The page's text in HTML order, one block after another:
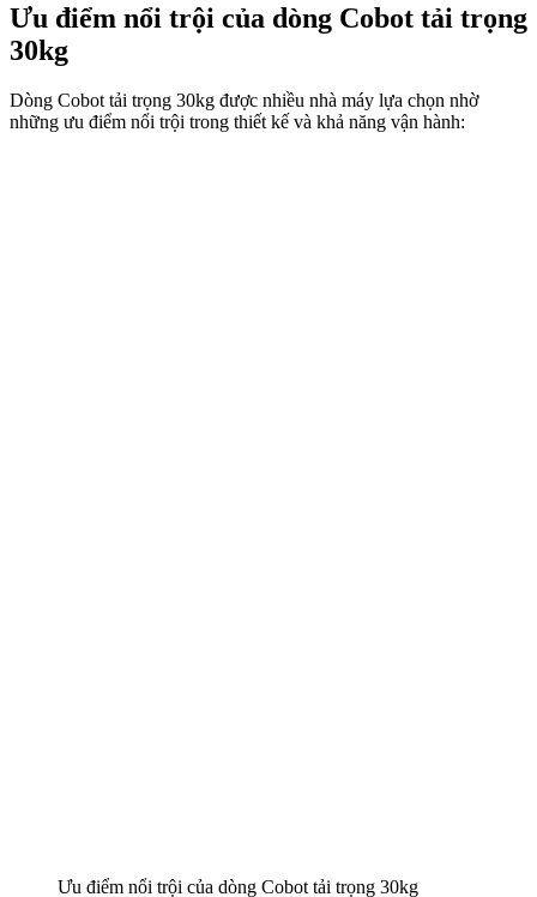
Ưu điểm nổi trội của dòng Cobot tải trọng
30kg
Dòng Cobot tải trọng 30kg được nhiều nhà máy lựa chọn nhờ
những ưu điểm nổi trội trong thiết kế và khả năng vận hành:
Ưu điểm nổi trội của dòng Cobot tải trọng 30kg